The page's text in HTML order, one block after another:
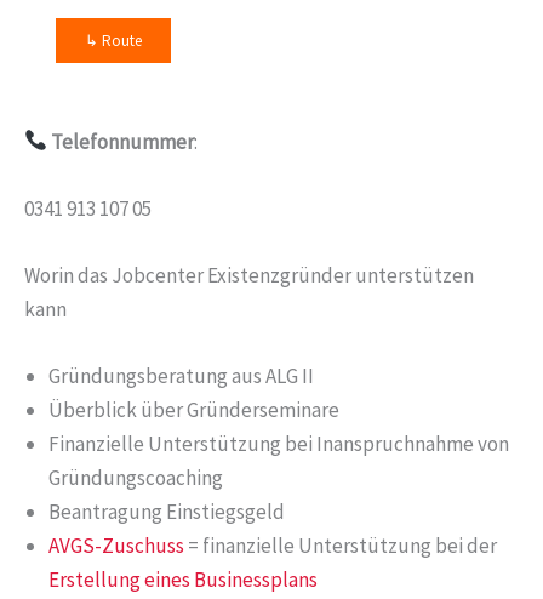
↳ Route
Telefonnummer:
0341 913 107 05
Worin das Jobcenter Existenzgründer unterstützen
kann
Gründungsberatung aus ALG II
Überblick über Gründerseminare
Finanzielle Unterstützung bei Inanspruchnahme von
Gründungscoaching
Beantragung Einstiegsgeld
AVGS-Zuschuss = finanzielle Unterstützung bei der
Erstellung eines Businessplans